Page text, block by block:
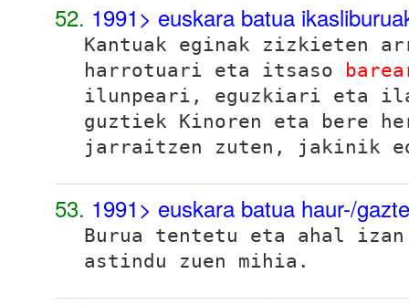
52. 1991> euskara batua
Kantuak eginak zizkieten
harrotuari eta itsaso
ilunpeari, eguzkiari eta
guztiek Kinoren eta bere
jarraitzen zuten, jakinik
53. 1991> euskara batua haur-/
Burua tentetu eta ahal izan
astindu zuen mihia.